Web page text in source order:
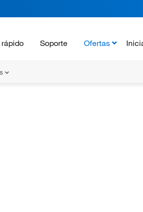
rápido Soporte Ofertas